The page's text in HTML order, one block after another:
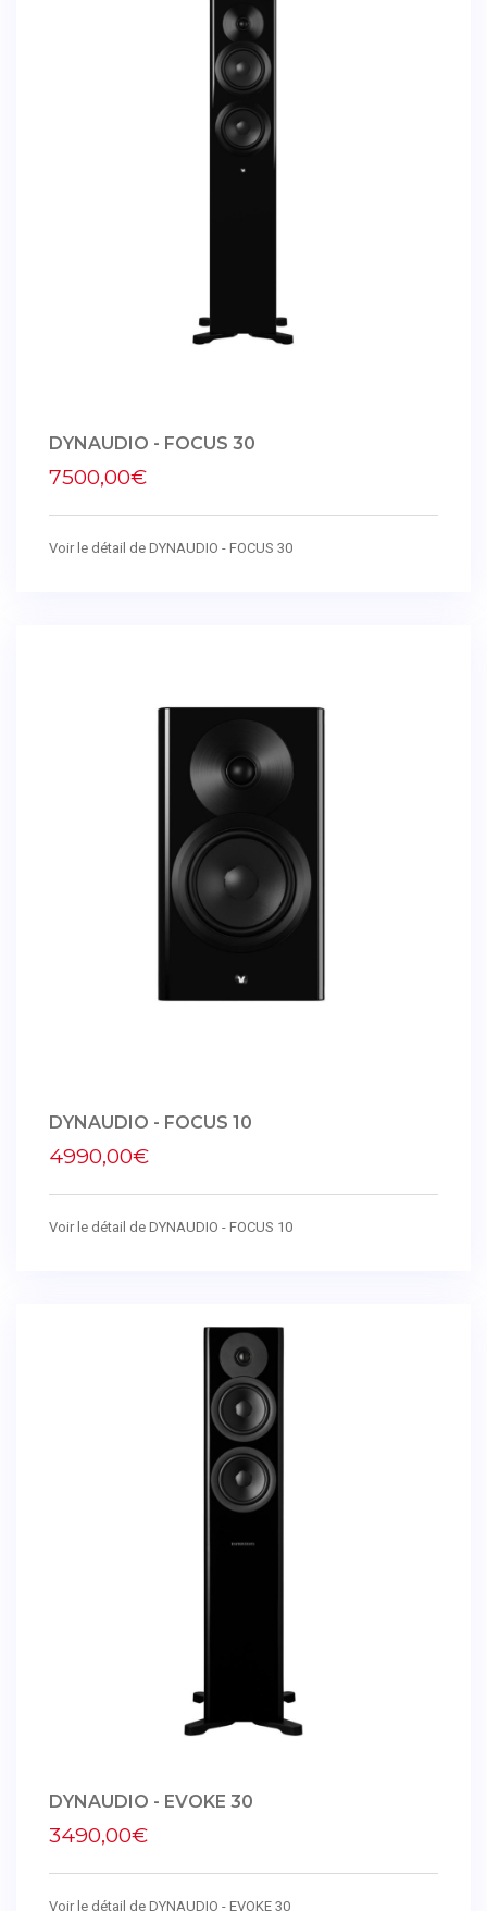
DYNAUDIO - FOCUS 30
7500,00€
Voir le détail de DYNAUDIO - FOCUS 30
DYNAUDIO - FOCUS 10
4990,00€
Voir le détail de DYNAUDIO - FOCUS 10
DYNAUDIO - EVOKE 30
3490,00€
Voir le détail de DYNAUDIO - EVOKE 30